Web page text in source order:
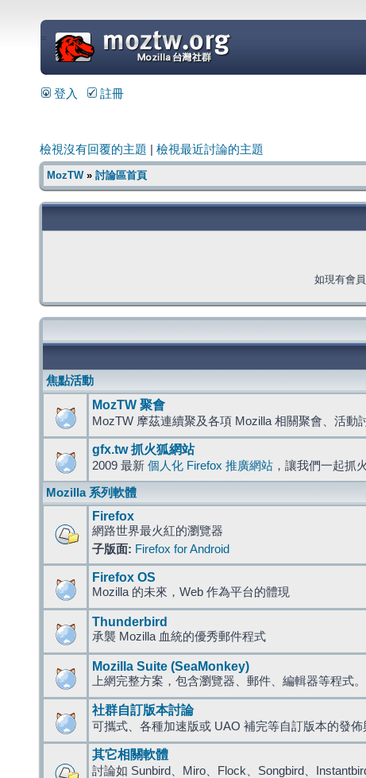
=
登入 註冊
檢視沒有回覆的主題 檢視最近討論的主題
MozTW» 討論區首頁
如現有會
焦點活動
MozTW 聚會
MozTW 摩茲連續聚及各項 Mozilla 相關聚會、活動
gfx.tw 抓火狐網站
2009 最新 個人化 Firefox 推廣網站 ，讓我們一起抓
Mozilla 系列軟體
Firefox
網路世界最火紅的瀏覽器
子版面: Firefox for Android
Firefox OS
Mozilla 的未來，Web 作為平台的體現
Thunderbird
承襲 Mozilla 血統的優秀郵件程式
Mozilla Suite (SeaMonkey)
上網完整方案，包含瀏覽器、郵件、編輯器等程式。
社群自訂版本討論
可攜式、各種加速版或 UAO 補完等自訂版本的發佈
其它相關軟體
討論如 Sunbird、Miro、Flock、Songbird、